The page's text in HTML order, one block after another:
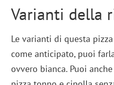
Varianti della
Le varianti di questa
come anticipato, puoi
ovvero bianca. Puoi